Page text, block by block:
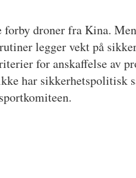
droner fra Kina.
legger vekt på
for anskaffelse av
har sikkerhetspolitisk